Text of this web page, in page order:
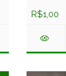
R$1,00